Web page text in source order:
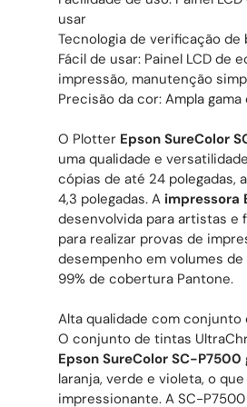
usar
Tecnologia de verificação
Fácil de usar: Painel LCD de
impressão, manutenção
Precisão da cor: Ampla
O Plotter Epson SureColor
uma qualidade e
cópias de até 24 polegadas,
4,3 polegadas. A impressora
desenvolvida para artistas e
para realizar provas de
desempenho em volumes
99% de cobertura Pantone.
Alta qualidade com conjunto
O conjunto de tintas
Epson SureColor SC-P7500
laranja, verde e violeta, o
impressionante. A SC-